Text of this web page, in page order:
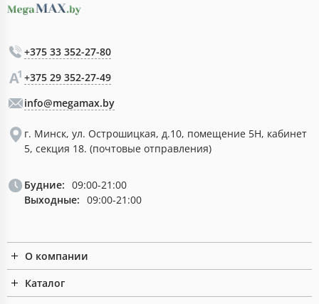
+375 33 352-27-80
+375 29 352-27-49
info@megamax.by
г. Минск, ул. Острошицкая, д.10, помещение 5Н, кабинет
5, секция 18. (почтовые отправления)
Будние: 09:00-21:00
Выходные: 09:00-21:00
О компании
Каталог